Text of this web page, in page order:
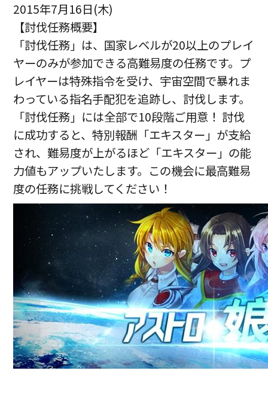
2015年7月16日(木)
【討伐任務概要】
「討伐任務」は、国家レベルが20以上のプレイ
ヤーのみが参加できる高難易度の任務です。プ
レイヤーは特殊指令を受け、宇宙空間で暴れま
わっている指名手配犯を追跡し、討伐します。
「討伐任務」には全部で10段階ご用意！ 討伐
に成功すると、特別報酬「エキスター」が支給
され、難易度が上がるほど「エキスター」の能
力値もアップいたします。この機会に最高難易
度の任務に挑戦してください！